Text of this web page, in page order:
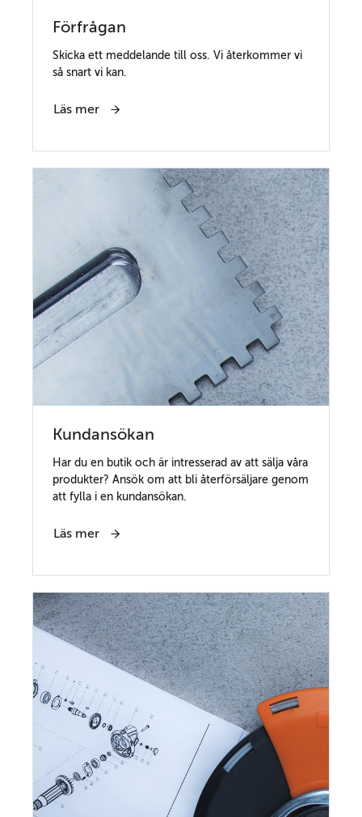
Förfrågan
Skicka ett meddelande till oss. Vi återkommer vi
så snart vi kan.
Läs mer
Kundansökan
Har du en butik och är intresserad av att sälja våra
produkter? Ansök om att bli återförsäljare genom
att fylla i en kundansökan.
Läs mer